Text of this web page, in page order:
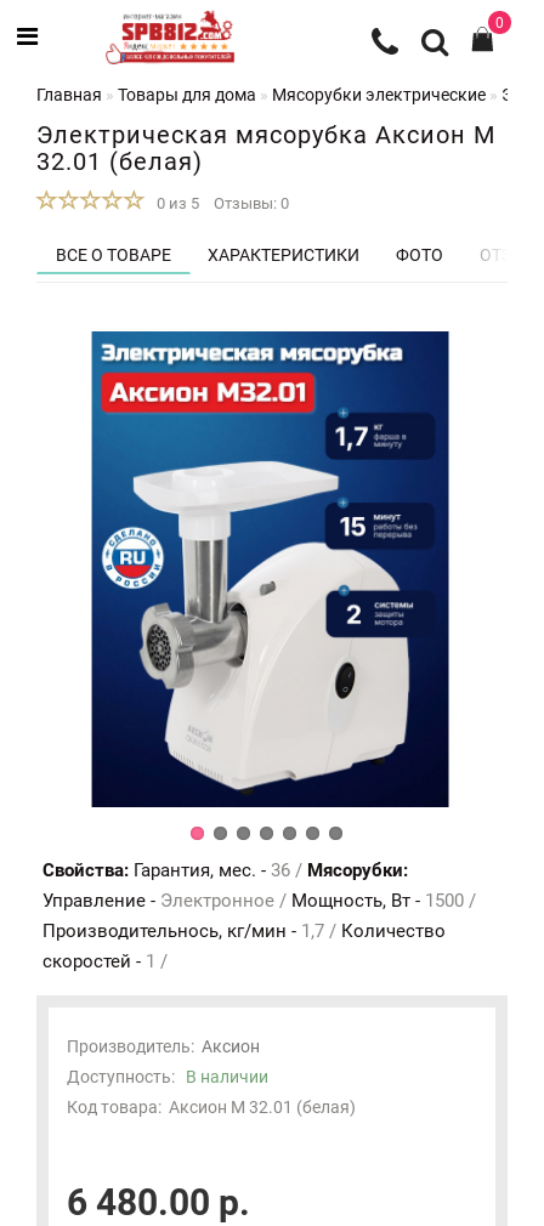
0
Главная Товары для дома Мясорубки электрические
Электрическая мясорубка Аксион М
32.01 (белая)
0 из 5 Отзывы: 0
ВСЕ О ТОВАРЕ ХАРАКТЕРИСТИКИ ФОТО
Свойства: Гарантия, мес. - 36 / Мясорубки:
Управление - Электронное / Мощность, Вт - 1500 /
Производительнось, кг/мин - 1,7 / Количество
скоростей - 1 /
Производитель: Аксион
Доступность: В наличии
Код товара: Аксион М 32.01 (белая)
6 480.00 р.